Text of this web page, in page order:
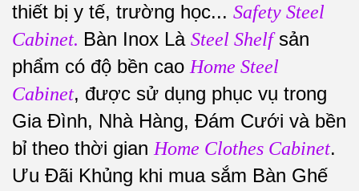
thiết bị y tế, trường học... Safety Steel
Cabinet. Bàn Inox Là Steel Shelfsản
phẩm có độ bền cao Home Steel
Cabinet, được sử dụng phục vụ trong
Gia Đình, Nhà Hàng, Đám Cưới và bền
bỉ theo thời gian Home Clothes Cabinet.
Ưu Đãi Khủng khi mua sắm Bàn Ghế